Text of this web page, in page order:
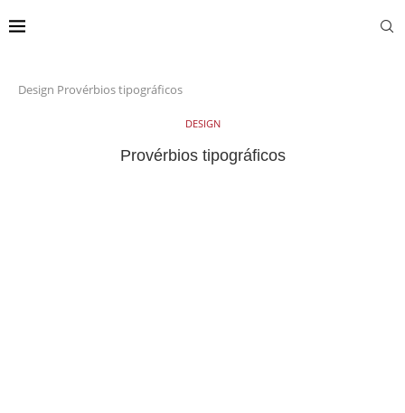
Design Provérbios tipográficos
DESIGN
Provérbios tipográficos